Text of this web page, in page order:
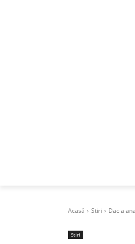
Acasă Stiri Dacia
Stiri